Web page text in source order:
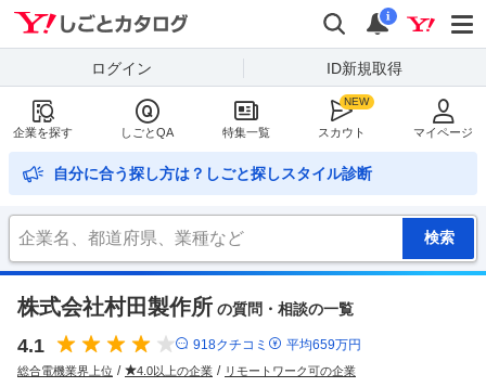
検索
通知
i
ログイン ID新規取得
企業を探す しごとQA 特集一覧 スカウト マイページ
自分に合う探し方は？しごと探しスタイル診断
株式会社村田製作所 の質問・相談の一覧
4.1 918クチコミ 平均659万円
総合電機業界上位 4.0以上の企業 リモートワーク可の企業